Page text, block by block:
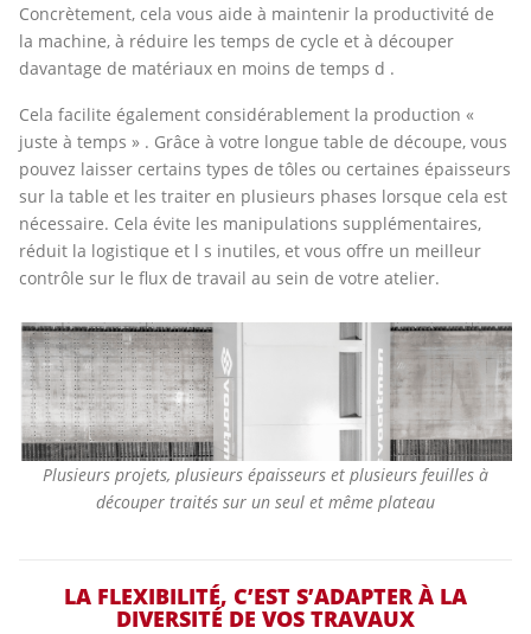
Concrètement, cela vous aide à maintenir la productivité de
la machine, à réduire les temps de cycle et à découper
davantage de matériaux en moins de temps d .
Cela facilite également considérablement la production «
juste à temps » . Grâce à votre longue table de découpe, vous
pouvez laisser certains types de tôles ou certaines épaisseurs
sur la table et les traiter en plusieurs phases lorsque cela est
nécessaire. Cela évite les manipulations supplémentaires,
réduit la logistique et l s inutiles, et vous offre un meilleur
contrôle sur le flux de travail au sein de votre atelier.
Plusieurs projets, plusieurs épaisseurs et plusieurs feuilles à
découper traités sur un seul et même plateau
LA FLEXIBILITÉ, C’EST S’ADAPTER À LA
DIVERSITÉ DE VOS TRAVAUX